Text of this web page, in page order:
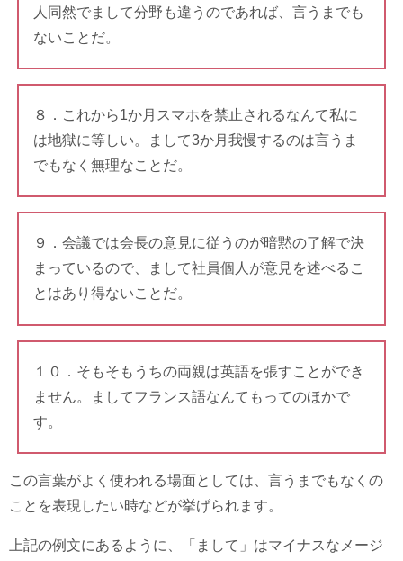
人同然でまして分野も違うのであれば、言うまでも
ないことだ。
８．これから1か月スマホを禁止されるなんて私に
は地獄に等しい。まして3か月我慢するのは言うま
でもなく無理なことだ。
９．会議では会長の意見に従うのが暗黙の了解で決
まっているので、まして社員個人が意見を述べるこ
とはあり得ないことだ。
１０．そもそもうちの両親は英語を張すことができ
ません。ましてフランス語なんてもってのほかで
す。
この言葉がよく使われる場面としては、言うまでもなくの
ことを表現したい時などが挙げられます。
上記の例文にあるように、「まして」はマイナスなメージ